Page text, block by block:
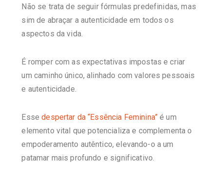
Não se trata de seguir fórmulas predefinidas, mas
sim de abraçar a autenticidade em todos os
aspectos da vida.
É romper com as expectativas impostas e criar
um caminho único, alinhado com valores pessoais
e autenticidade.
Essedespertar da “Essência Feminina” é um
elemento vital que potencializa e complementa o
empoderamento autêntico, elevando-o a um
patamar mais profundo e significativo.